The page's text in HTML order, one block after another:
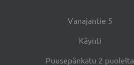
Vanajantie 5
Käynti
Puusepänkatu 2 puolelta